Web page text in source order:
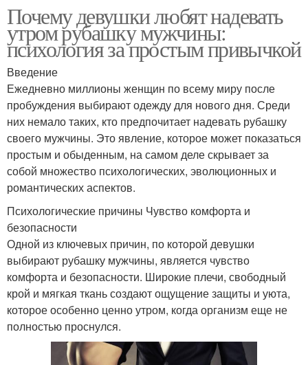
Почему девушки любят надевать
утром рубашку мужчины:
психология за простым привычкой
Введение
Ежедневно миллионы женщин по всему миру после
пробуждения выбирают одежду для нового дня. Среди
них немало таких, кто предпочитает надевать рубашку
своего мужчины. Это явление, которое может показаться
простым и обыденным, на самом деле скрывает за
собой множество психологических, эволюционных и
романтических аспектов.
Психологические причины Чувство комфорта и
безопасности
Одной из ключевых причин, по которой девушки
выбирают рубашку мужчины, является чувство
комфорта и безопасности. Широкие плечи, свободный
крой и мягкая ткань создают ощущение защиты и уюта,
которое особенно ценно утром, когда организм еще не
полностью проснулся.